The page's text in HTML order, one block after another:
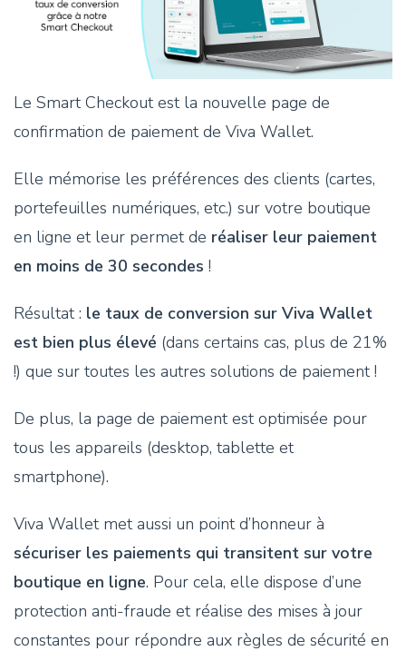
Le Smart Checkout est la nouvelle page de
confirmation de paiement de Viva Wallet.
Elle mémorise les préférences des clients (cartes,
portefeuilles numériques, etc.) sur votre boutique
en ligne et leur permet de réaliser leur paiement
en moins de 30 secondes !
Résultat : le taux de conversion sur Viva Wallet
est bien plus élevé (dans certains cas, plus de 21%
!) que sur toutes les autres solutions de paiement !
De plus, la page de paiement est optimisée pour
tous les appareils (desktop, tablette et
smartphone).
Viva Wallet met aussi un point d’honneur à
sécuriser les paiements qui transitent sur votre
boutique en ligne. Pour cela, elle dispose d’une
protection anti-fraude et réalise des mises à jour
constantes pour répondre aux règles de sécurité en